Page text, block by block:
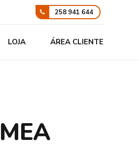
258 941 644
LOJA ÁREA CLIENTE